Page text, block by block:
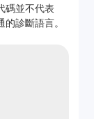
碼並不代表
診斷語言。